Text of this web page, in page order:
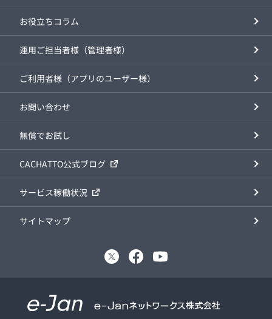
お役立ちコラム
運用ご担当者様（管理者様）
ご利用者様（アプリのユーザー様）
お問い合わせ
無償でお試し
CACHATTO公式ブログ
サービス稼働状況
サイトマップ